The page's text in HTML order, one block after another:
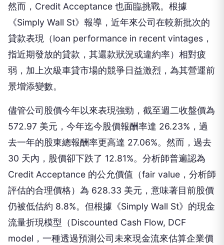
然而，Credit Acceptance 也面臨挑戰。根據
《Simply Wall St》報導，近年來公司在較新批次的
貸款表現（loan performance in recent vintages，
指近期發放的貸款，其還款狀況或違約率）相對疲
弱，加上次級車貸市場的競爭日益激烈，為其營運前
景增添變數。
儘管公司股價今年以來表現強勁，截至週二收盤價為
572.97 美元，今年迄今股價報酬率達 26.23%，過
去一年的股東總報酬率更高達 27.06%。然而，過去
30 天內，股價卻下跌了 12.81%。分析師普遍認為
Credit Acceptance 的公允價值（fair value，分析師
評估的合理價格）為 628.33 美元，意味著目前股價
仍被低估約 8.8%。但根據《Simply Wall St》的現金
流量折現模型（Discounted Cash Flow, DCF
model，一種透過預測公司未來現金流來估算企業價